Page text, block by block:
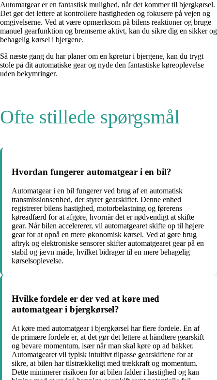
Automatgear er en fantastisk mulighed, når det kommer til bjergkørsel.
Det gør det lettere at kontrollere hastigheden og fokusere på vejen og
omgivelserne. Ved at være opmærksom på bilens reaktioner og bruge
manuel gearfunktion og bremserne aktivt, kan du sikre dig en sikker og
behagelig kørsel i bjergene.
Så næste gang du har planer om en køretur i bjergene, kan du trygt
stole på dit automatiske gear og nyde den fantastiske køreoplevelse
uden bekymringer.
Ofte stillede spørgsmål
Hvordan fungerer automatgear i en bil?
Automatgear i en bil fungerer ved brug af en automatisk
transmissionsenhed, der styrer gearskiftet. Denne enhed
registrerer bilens hastighed, motorbelastning og førerens
køreadfærd for at afgøre, hvornår det er nødvendigt at skifte
gear. Når bilen accelererer, vil automatgearet skifte op til højere
gear for at opnå en mere økonomisk kørsel. Ved at gøre brug
aftryk og elektroniske sensorer skifter automatgearet gear på en
stabil og jævn måde, hvilket bidrager til en mere behagelig
kørselsoplevelse.
Hvilke fordele er der ved at køre med
automatgear i bjergkørsel?
At køre med automatgear i bjergkørsel har flere fordele. En af
de primære fordele er, at det gør det lettere at håndtere gearskift
og bevare momentum, især når man skal køre op ad bakker.
Automatgearet vil typisk intuitivt tilpasse gearskiftene for at
sikre, at bilen har tilstrækkeligt med trækkraft og momentum.
Dette minimerer risikoen for at bilen falder i hastighed og kan